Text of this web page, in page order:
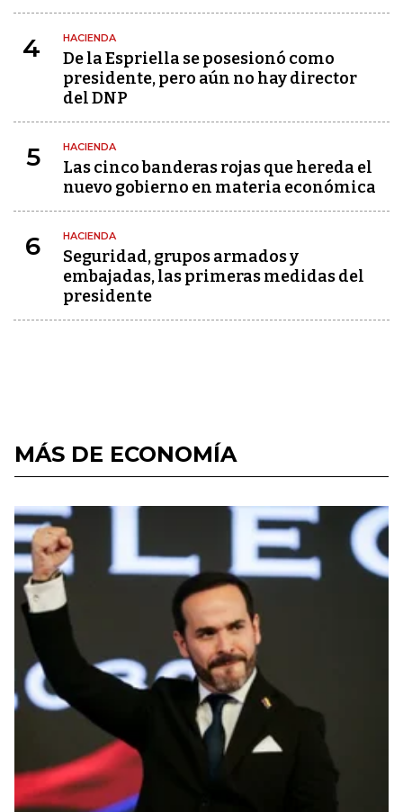
4 HACIENDA
De la Espriella se posesionó como
presidente, pero aún no hay director
del DNP
5 HACIENDA
Las cinco banderas rojas que hereda el
nuevo gobierno en materia económica
6 HACIENDA
Seguridad, grupos armados y
embajadas, las primeras medidas del
presidente
MÁS DE ECONOMÍA